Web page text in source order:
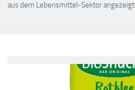
aus dem Lebensmittel-Sektor angezeigt